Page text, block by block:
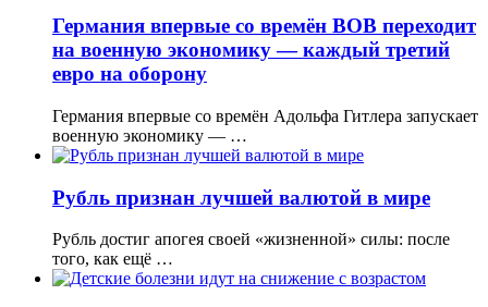
Германия впервые со времён ВОВ переходит
на военную экономику — каждый третий
евро на оборону
Германия впервые со времён Адольфа Гитлера запускает
военную экономику — …
Рубль признан лучшей валютой в мире
Рубль достиг апогея своей «жизненной» силы: после
того, как ещё …